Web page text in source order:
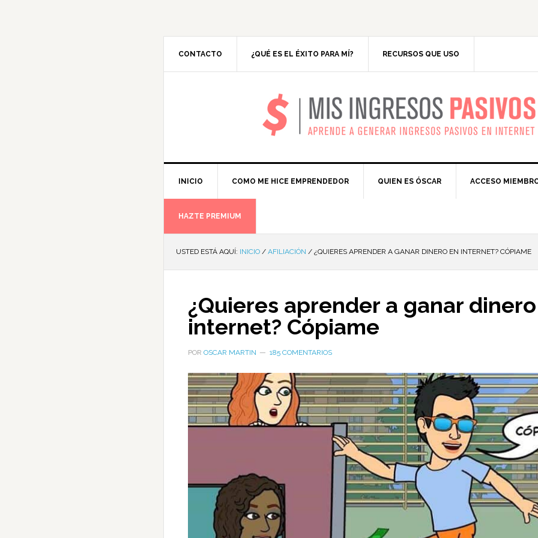
CONTACTO ¿QUÉ ES EL ÉXITO PARA MÍ? RECURSOS QUE USO
MIS INGRESOS
INICIO COMO ME HICE EMPRENDEDOR QUIEN ES ÓSCAR ACCESO
HAZTE PREMIUM
USTED ESTÁ AQUÍ: INICIO / AFILIACIÓN / ¿QUIERES APRENDER A GANAR DINERO EN INTERNET? CÓPIAME
¿Quieres aprender a ganar
internet? Cópiame
POR OSCAR MARTIN 185 COMENTARIOS